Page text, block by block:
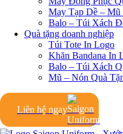
May Tạp Dề – Mũ
Balo – Túi Xách
Quà tặng doanh nghiệp
Túi Tote In Logo
Khăn Bandana In
Balo – Túi Xách
Mũ – Nón Quà
Liên hệ ngay